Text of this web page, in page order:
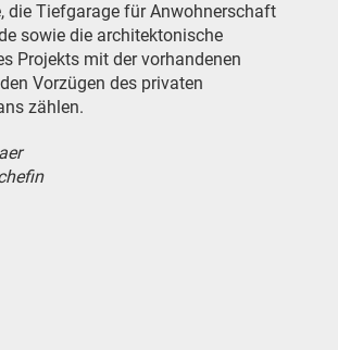
die Tiefgarage für Anwohnerschaft
sowie die architektonische
Projekts mit der vorhandenen
Vorzügen des privaten
zählen.